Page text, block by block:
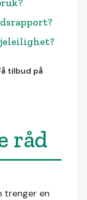
tilbud på
råd
trenger en